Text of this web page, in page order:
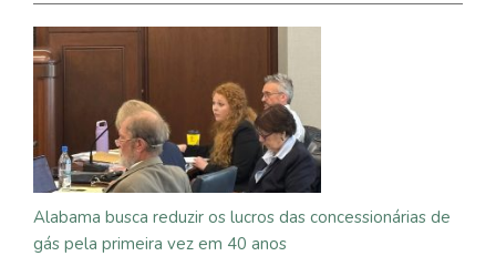
Alabama busca reduzir os lucros das concessionárias de
gás pela primeira vez em 40 anos